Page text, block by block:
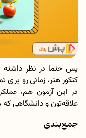
پس حتما در نظر داشته
کنکور هنر، زمانی رو
در این آزمون هم،
علاقه‌تون و دانشگاهی
جمع‌بندی